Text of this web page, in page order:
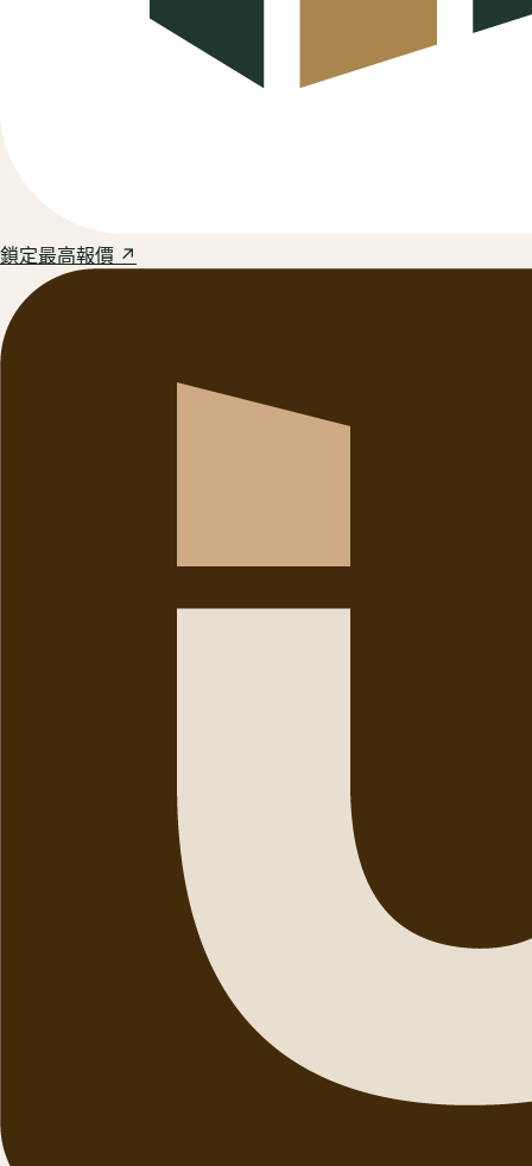
鎖定最高報價 ↗